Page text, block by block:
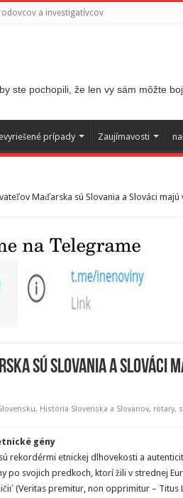
a investigatívcov
ste pochopili, že len vy sám môžte
prípady Zaujímavosti
Maďarska sú Slovania a Slováci majú
sú Slovania a Slováci
, História Slovenska a Slovanov, rotary,
gény
rekordérmi etnickej dlhovekosti a
po svojich predkoch, ktorí žili v strednej
(Veritas premitur, non opprimitur – Titus